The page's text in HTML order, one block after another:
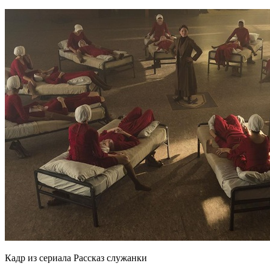
Кадр из сериала Рассказ служанки